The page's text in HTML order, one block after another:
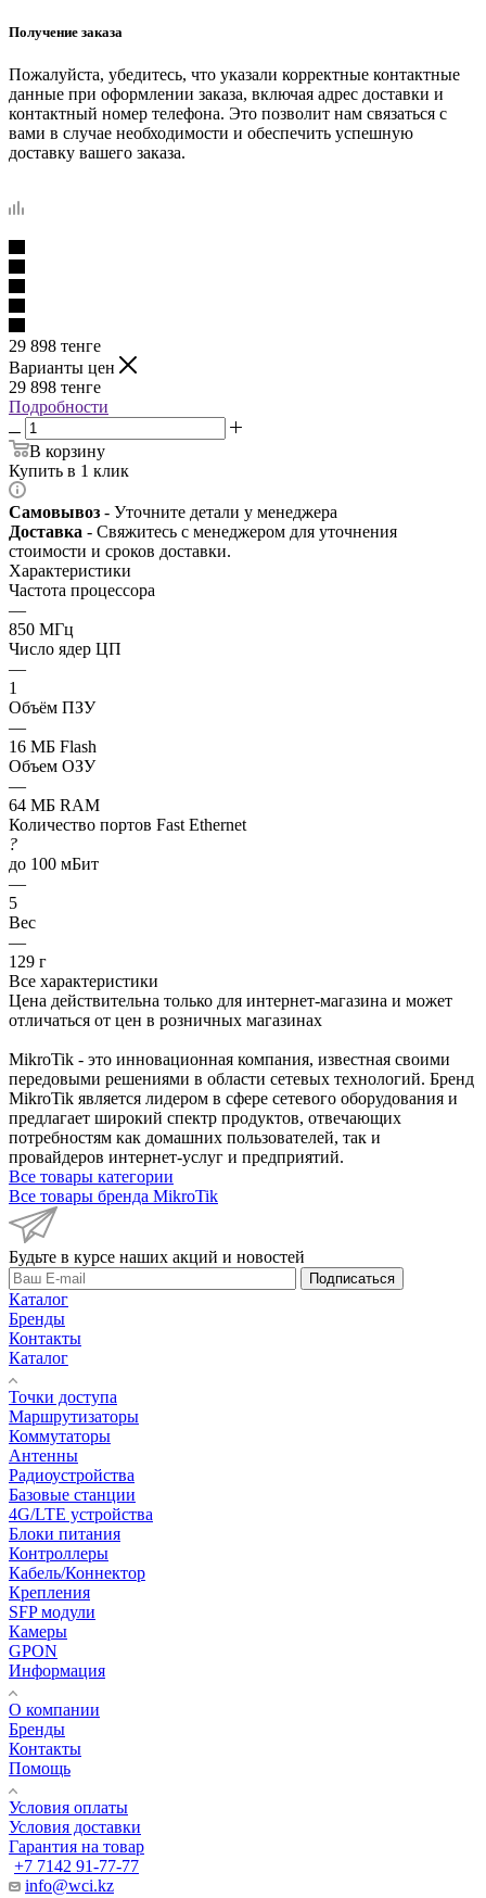
Получение заказа
Пожалуйста, убедитесь, что указали корректные контактные
данные при оформлении заказа, включая адрес доставки и
контактный номер телефона. Это позволит нам связаться с
вами в случае необходимости и обеспечить успешную
доставку вашего заказа.
29 898 тенге
Варианты цен
29 898 тенге
Подробности
В корзину
Купить в 1 клик
Самовывоз - Уточните детали у менеджера
Доставка - Свяжитесь с менеджером для уточнения
стоимости и сроков доставки.
Характеристики
Частота процессора
—
850 МГц
Число ядер ЦП
—
1
Объём ПЗУ
—
16 МБ Flash
Объем ОЗУ
—
64 МБ RAM
Количество портов Fast Ethernet
?
до 100 мБит
—
5
Вес
—
129 г
Все характеристики
Цена действительна только для интернет-магазина и может
отличаться от цен в розничных магазинах
MikroTik - это инновационная компания, известная своими
передовыми решениями в области сетевых технологий. Бренд
MikroTik является лидером в сфере сетевого оборудования и
предлагает широкий спектр продуктов, отвечающих
потребностям как домашних пользователей, так и
провайдеров интернет-услуг и предприятий.
Все товары категории
Все товары бренда MikroTik
Будьте в курсе наших акций и новостей
Подписаться
Каталог
Бренды
Контакты
Каталог
Точки доступа
Маршрутизаторы
Коммутаторы
Антенны
Радиоустройства
Базовые станции
4G/LTE устройства
Блоки питания
Контроллеры
Кабель/Коннектор
Крепления
SFP модули
Камеры
GPON
Информация
О компании
Бренды
Контакты
Помощь
Условия оплаты
Условия доставки
Гарантия на товар
+7 7142 91-77-77
info@wci.kz